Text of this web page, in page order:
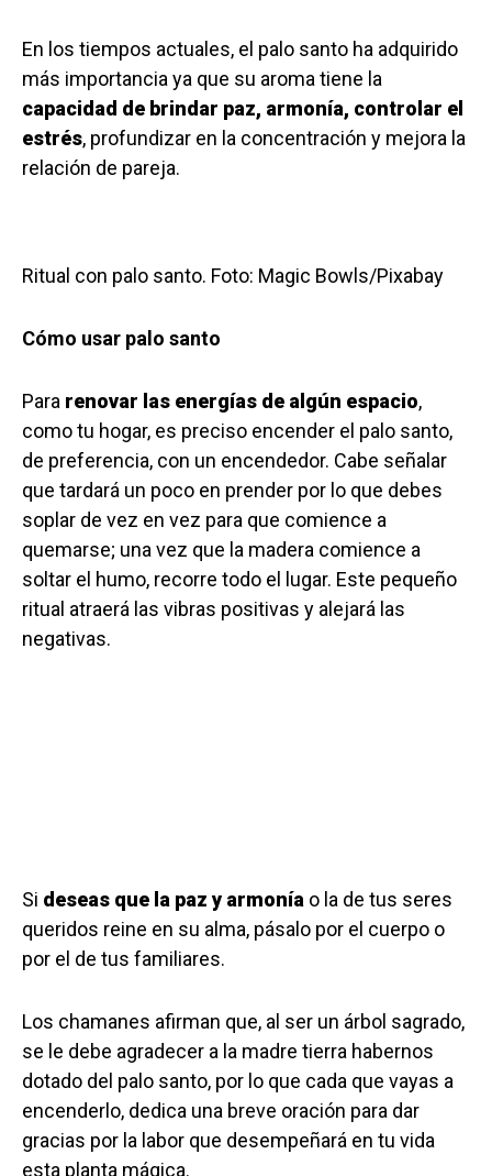
En los tiempos actuales, el palo santo ha adquirido
más importancia ya que su aroma tiene la
capacidad de brindar paz, armonía, controlar el
estrés, profundizar en la concentración y mejora la
relación de pareja.
Ritual con palo santo. Foto: Magic Bowls/Pixabay
Cómo usar palo santo
Para renovar las energías de algún espacio,
como tu hogar, es preciso encender el palo santo,
de preferencia, con un encendedor. Cabe señalar
que tardará un poco en prender por lo que debes
soplar de vez en vez para que comience a
quemarse; una vez que la madera comience a
soltar el humo, recorre todo el lugar. Este pequeño
ritual atraerá las vibras positivas y alejará las
negativas.
Si deseas que la paz y armonía o la de tus seres
queridos reine en su alma, pásalo por el cuerpo o
por el de tus familiares.
Los chamanes afirman que, al ser un árbol sagrado,
se le debe agradecer a la madre tierra habernos
dotado del palo santo, por lo que cada que vayas a
encenderlo, dedica una breve oración para dar
gracias por la labor que desempeñará en tu vida
esta planta mágica.